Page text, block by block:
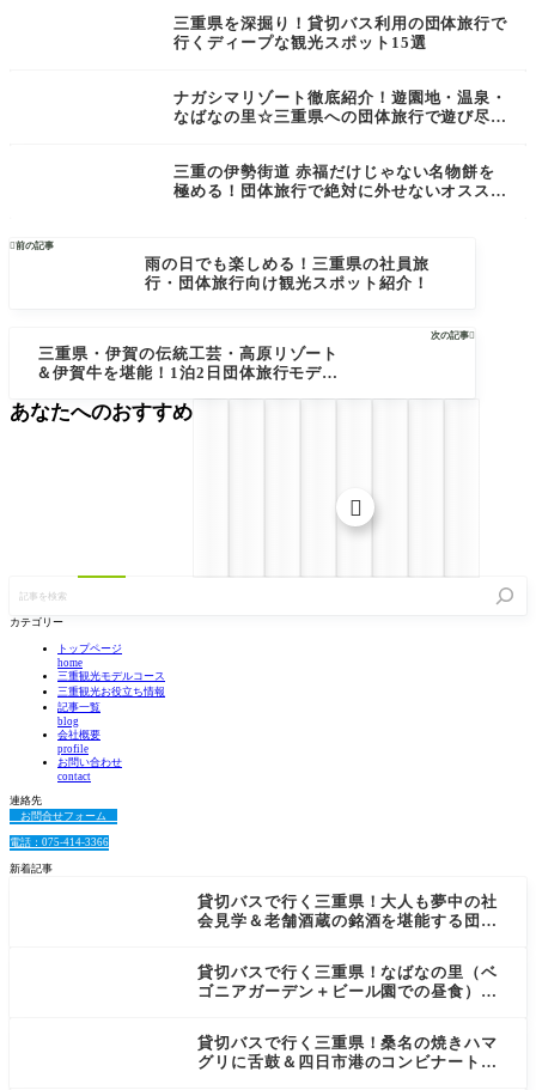
三重県を深掘り！貸切バス利用の団体旅行で
行くディープな観光スポット15選
ナガシマリゾート徹底紹介！遊園地・温泉・
なばなの里☆三重県への団体旅行で遊び尽く
三重の伊勢街道 赤福だけじゃない名物餅を
極める！団体旅行で絶対に外せないオススメ
前の記事
雨の日でも楽しめる！三重県の社員旅
行・団体旅行向け観光スポット紹介！
次の記事
三重県・伊賀の伝統工芸・高原リゾート
＆伊賀牛を堪能！1泊2日団体旅行モデル
を
検
カテゴリー
トップページ
home
三重観光モデルコース
三重観光お役立ち情報
記事一覧
blog
会社概要
profile
お問い合わせ
contact
連絡先
お問合せフォーム
電話：075-414-3366
新着記事
貸切バスで行く三重県！大人も夢中の社
会見学＆老舗酒蔵の銘酒を堪能する団
ス
貸切バスで行く三重県！なばなの里（ベ
ゴニアガーデン＋ビール園での昼食）＆A
む大人日帰り社員旅行モデルコース
貸切バスで行く三重県！桑名の焼きハマ
グリに舌鼓＆四日市港のコンビナートの
あなたへのおすすめ
